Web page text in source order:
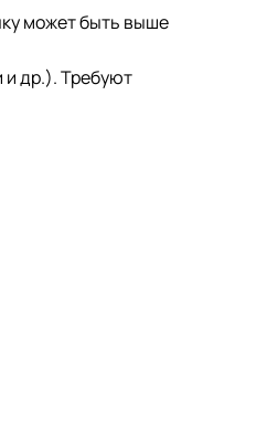
может быть выше
и др.). Требуют